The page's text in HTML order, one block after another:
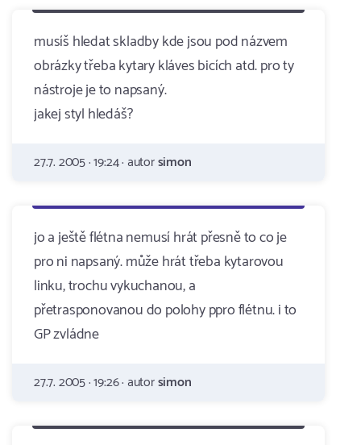
musíš hledat skladby kde jsou pod názvem
obrázky třeba kytary kláves bicích atd. pro ty
nástroje je to napsaný.
jakej styl hledáš?
27.7. 2005 · 19:24 · autorsimon
jo a ještě flétna nemusí hrát přesně to co je
pro ni napsaný. může hrát třeba kytarovou
linku, trochu vykuchanou, a
přetrasponovanou do polohy ppro flétnu. i to
GP zvládne
27.7. 2005 · 19:26 · autorsimon